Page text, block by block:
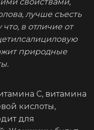
свойствами,
лучше съесть
в отличие от
природные
С, витамина
кислоты,
для